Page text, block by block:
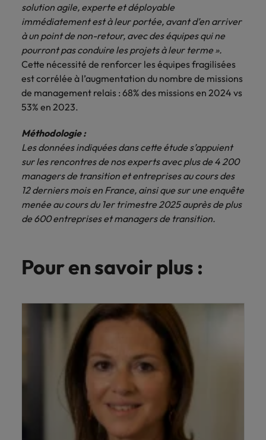
solution agile, experte et déployable
immédiatement est à leur portée, avant d’en arriver
à un point de non-retour, avec des équipes qui ne
pourront pas conduire les projets à leur terme ».
Cette nécessité de renforcer les équipes fragilisées
est corrélée à l’augmentation du nombre de missions
de management relais : 68% des missions en 2024 vs
53% en 2023.
Méthodologie :
Les données indiquées dans cette étude s’appuient
sur les rencontres de nos experts avec plus de 4 200
managers de transition et entreprises au cours des
12 derniers mois en France, ainsi que sur une enquête
menée au cours du 1er trimestre 2025 auprès de plus
de 600 entreprises et managers de transition.
Pour en savoir plus :